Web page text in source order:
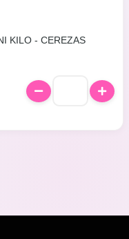
KILO - CEREZAS